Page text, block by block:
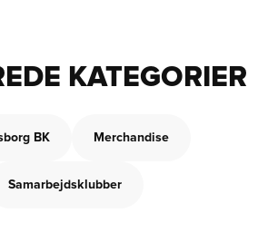
KATEGORIER
BK Merchandise
Samarbejdsklubber